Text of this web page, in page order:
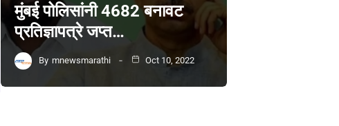
मुंबई पोलिसांनी 4682 बनावट
प्रतिज्ञापत्रे जप्त…
By mnewsmarathi Oct 10, 2022